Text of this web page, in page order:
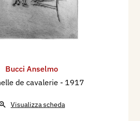
Bucci Anselmo
de cavalerie - 1917
Visualizza scheda